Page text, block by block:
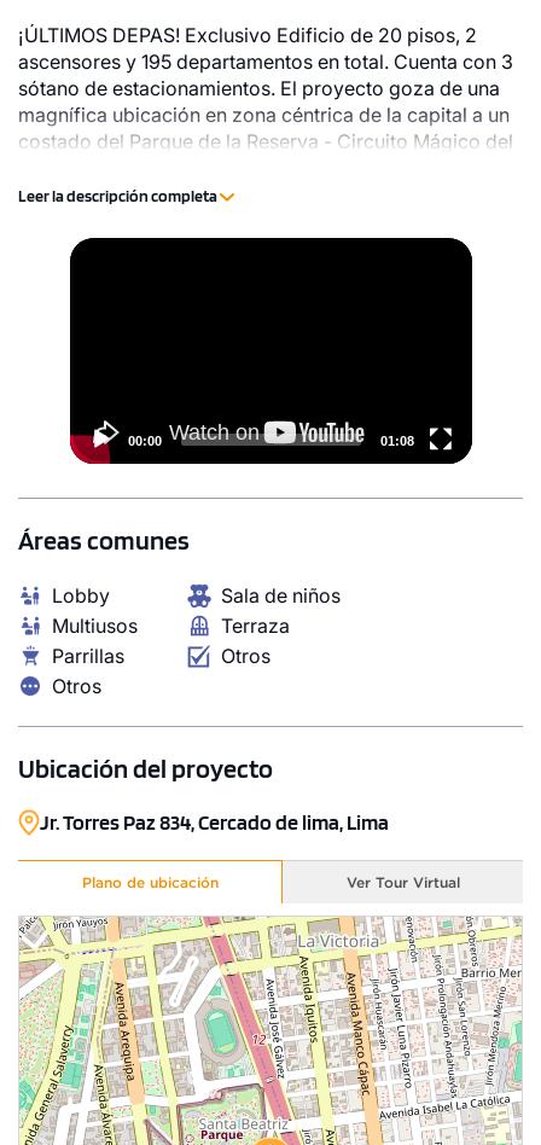
Desde
COTIZAR AHORA
1 unidad disponible
S/ 593,182
Modelo TIPO 10D
103.80 m² Piso 20
2 dorms. 2 baños
COTIZAR AHORA
¡ÚLTIMOS DEPAS! Exclusivo Edificio de 20 pisos, 2
ascensores y 195 departamentos en total. Cuenta con 3
sótano de estacionamientos. El proyecto goza de una
magnífica ubicación en zona céntrica de la capital a un
costado del Parque de la Reserva - Circuito Mágico del
Leer la descripción completa
Video
00:00 01:08
Áreas comunes
Lobby
Sala de niños
Multiusos
Terraza
Parrillas
Otros
Otros
Ubicación del proyecto
Jr. Torres Paz 834, Cercado de lima, Lima
Plano de ubicación Ver Tour Virtual